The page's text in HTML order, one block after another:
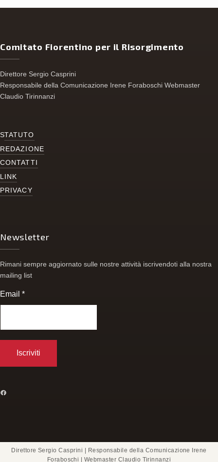
Comitato Fiorentino per il Risorgimento
Direttore Sergio Casprini
Responsabile della Comunicazione Irene Foraboschi Webmaster
Claudio Tirinnanzi
STATUTO
REDAZIONE
CONTATTI
LINK
PRIVACY
Newsletter
Rimani sempre aggiornato sulle nostre attività iscrivendoti alla nostra
mailing list
Email*
Direttore Sergio Casprini | Responsabile della Comunicazione Irene
Foraboschi | Webmaster Claudio Tirinnanzi